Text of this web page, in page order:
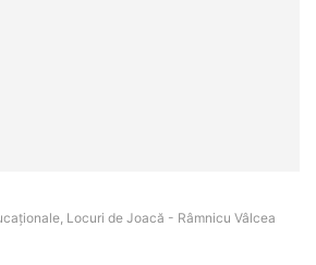
Locuri de Joacă - Râmnicu Vâlcea